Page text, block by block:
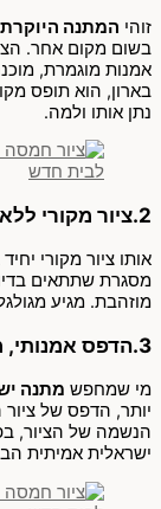
זוהי המתנה
בשום מקום אחר.
אמנות מוגמרת,
בארון, הוא תופס
נתן אותו ולמה.
2.ציור מקורי ללא מסגרת, גמישות מלאה בהצגה
אותו ציור מקורי
מסגרת שתתאים
מוזהבת. מגיע
3.הדפס אמנותי, מתנה ישראלית מקורית במחיר נגיש
מי שמחפש מתנה
יותר, הדפס של
הנשמה של הציור,
ישראלית אמיתית